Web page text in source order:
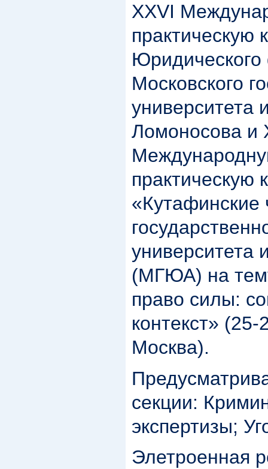
XXVI
практическую
Юридического
Московского
Ломоносова и
практическую
«Кутафинские
(МГЮА) на
право силы:
контекст»
Москва).
секции:
экспертизы;
Элетроенная